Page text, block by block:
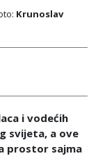
Krunoslav
i vodećih
svijeta, a ove
prostor sajma